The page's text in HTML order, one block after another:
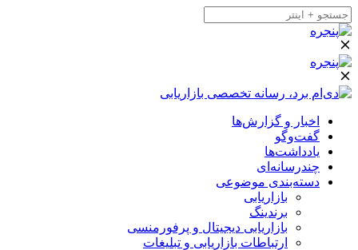
اخبار و گزارش‌ها
گفت‌وگو
یادداشت‌ها
چندرسانه‌ای
دسته‌بندی موضوعی
بازاریابی
برندینگ
بازاریابی دیجیتال و پرفورمنسی
ارتباطات بازاریابی و تبلیغات